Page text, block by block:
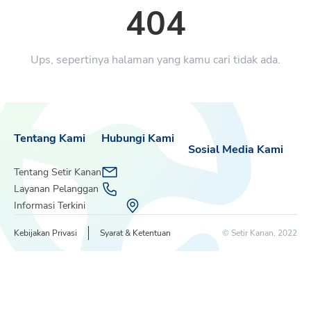
404
Ups, sepertinya halaman yang kamu cari tidak ada.
Tentang Kami
Tentang Setir Kanan
Layanan Pelanggan
Informasi Terkini
Sosial Media Kami
Hubungi Kami
Kebijakan Privasi Syarat & Ketentuan © Setir Kanan, 2022